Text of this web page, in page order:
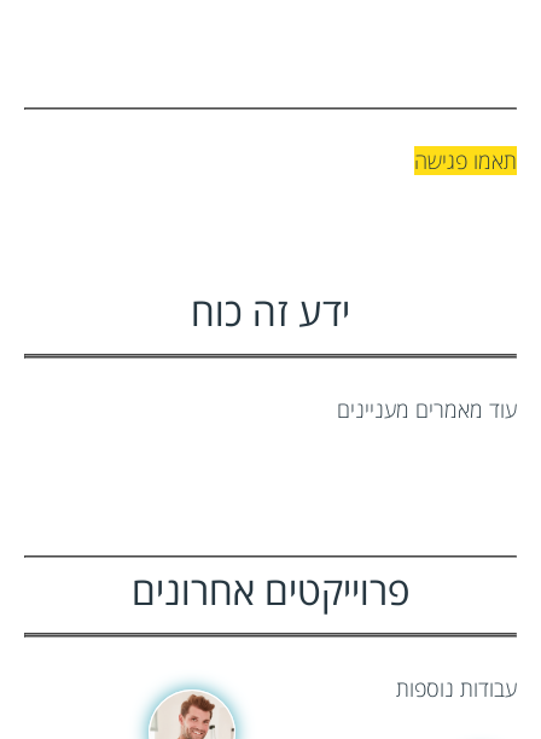
תאמו פגישה
ידע זה כוח
עוד מאמרים מעניינים
פרוייקטים אחרונים
עבודות נוספות